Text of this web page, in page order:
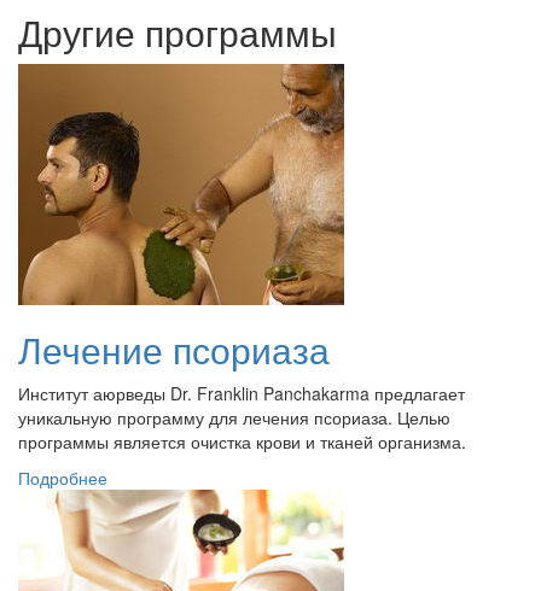
Другие программы
Лечение псориаза
Институт аюрведы Dr. Franklin Panchakarma предлагает
уникальную программу для лечения псориаза. Целью
программы является очистка крови и тканей организма.
Подробнее